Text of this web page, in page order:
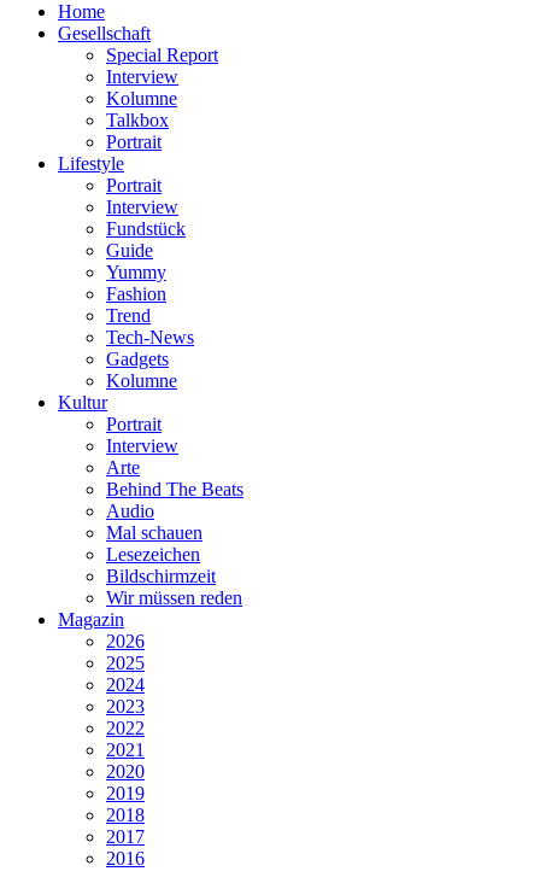
Home
Gesellschaft
Special Report
Interview
Kolumne
Talkbox
Portrait
Lifestyle
Portrait
Interview
Fundstück
Guide
Yummy
Fashion
Trend
Tech-News
Gadgets
Kolumne
Kultur
Portrait
Interview
Arte
Behind The Beats
Audio
Mal schauen
Lesezeichen
Bildschirmzeit
Wir müssen reden
Magazin
2026
2025
2024
2023
2022
2021
2020
2019
2018
2017
2016